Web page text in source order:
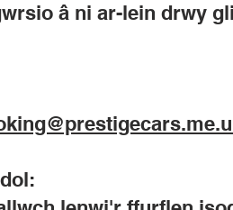
â ni ar-lein drwy